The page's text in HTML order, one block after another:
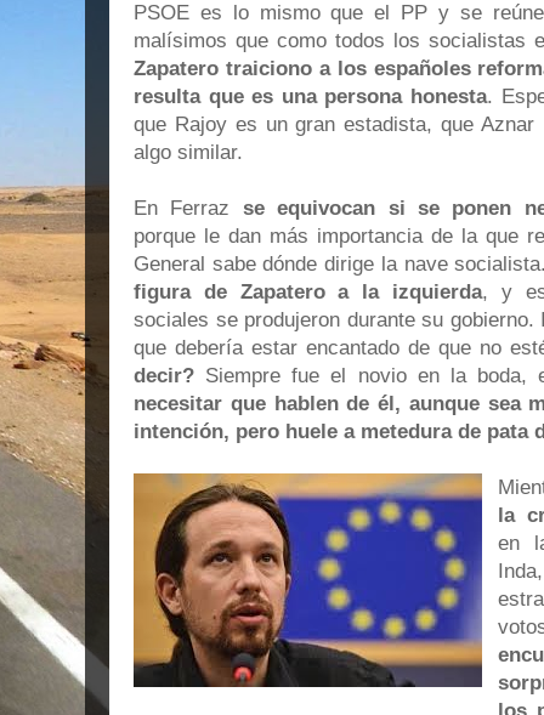
PSOE es lo mismo que el PP y se
malísimos que como todos los socialistas
Zapatero traiciono a los españoles
resulta que es una persona honesta.
que Rajoy es un gran estadista, que
algo similar.
En Ferraz se equivocan si se ponen
porque le dan más importancia de la que
General sabe dónde dirige la nave
figura de Zapatero a la izquierda, y
sociales se produjeron durante su
que debería estar encantado de que no
decir? Siempre fue el novio en la
necesitar que hablen de él, aunque sea
intención, pero huele a metedura de pata
la
en